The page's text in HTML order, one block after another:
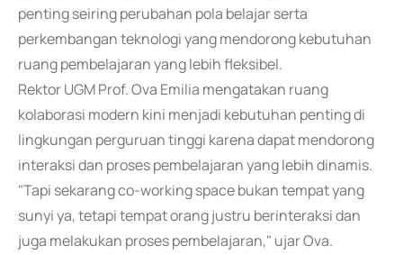
penting seiring perubahan pola belajar serta
perkembangan teknologi yang mendorong kebutuhan
ruang pembelajaran yang lebih fleksibel.
Rektor UGM Prof. Ova Emilia mengatakan ruang
kolaborasi modern kini menjadi kebutuhan penting di
lingkungan perguruan tinggi karena dapat mendorong
interaksi dan proses pembelajaran yang lebih dinamis.
"Tapi sekarang co-working space bukan tempat yang
sunyi ya, tetapi tempat orang justru berinteraksi dan
juga melakukan proses pembelajaran," ujar Ova.